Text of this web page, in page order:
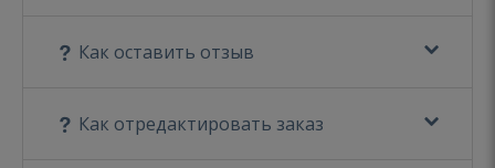
Как оставить отзыв
Как отредактировать заказ